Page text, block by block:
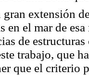
gran extensión
en el mar de
de
trabajo, que
que el criterio